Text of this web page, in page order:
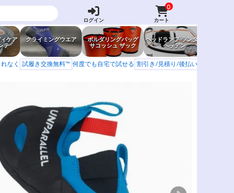
ログイン
0
カート
ケア
テ
クライミングウエア
ボルダリングバッグ
サコッシュ ザック
ヘッドランプ ランタン
ヘッデン
なく 試履き交換無料™ 何度でも自宅で試せる 割引き/見積り/後払い